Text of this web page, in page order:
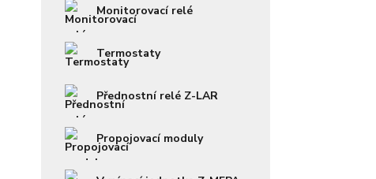
Monitorovací relé
Termostaty
Přednostní relé Z-LAR
Propojovací moduly